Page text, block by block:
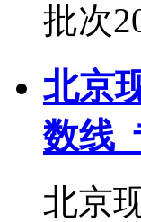
批次
北京
数线
北京